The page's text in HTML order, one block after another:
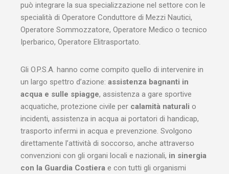
può integrare la sua specializzazione nel settore con le
specialità di Operatore Conduttore di Mezzi Nautici,
Operatore Sommozzatore, Operatore Medico o tecnico
Iperbarico, Operatore Elitrasportato.
Gli O.P.S.A. hanno come compito quello di intervenire in
un largo spettro d’azione: assistenza bagnanti in
acqua e sulle spiagge, assistenza a gare sportive
acquatiche, protezione civile per calamità naturali o
incidenti, assistenza in acqua ai portatori di handicap,
trasporto infermi in acqua e prevenzione. Svolgono
direttamente l’attività di soccorso, anche attraverso
convenzioni con gli organi locali e nazionali, in sinergia
con la Guardia Costiera e con tutti gli organismi